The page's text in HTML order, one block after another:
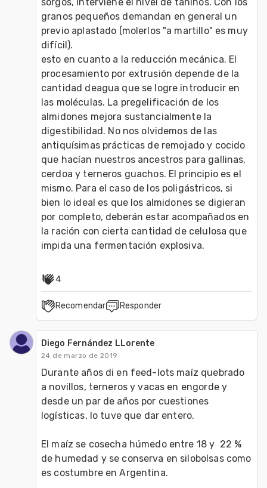
granos pequeños demandan en general un
previo aplastado (molerlos "a martillo" es muy
difícil).
esto en cuanto a la reducción mecánica. El
procesamiento por extrusión depende de la
cantidad deagua que se logre introducir en
las moléculas. La pregelificación de los
almidones mejora sustancialmente la
digestibilidad. No nos olvidemos de las
antiquísimas prácticas de remojado y cocido
que hacían nuestros ancestros para gallinas,
cerdoa y terneros guachos. El principio es el
mismo. Para el caso de los poligástricos, si
bien lo ideal es que los almidones se digieran
por completo, deberán estar acompañados en
la ración con cierta cantidad de celulosa que
4
Recomendar Responder
Diego Fernández LLorente
24 de marzo de 2019
Durante años di en feed-lots maíz quebrado
a novillos, terneros y vacas en engorde y
desde un par de años por cuestiones
logísticas, lo tuve que dar entero.
El maíz se cosecha húmedo entre 18 y  22 %
de humedad y se conserva en silobolsas como
es costumbre en Argentina.